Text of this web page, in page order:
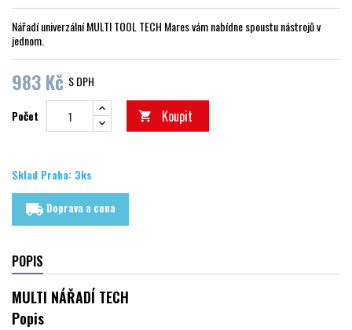
Nářadí univerzální MULTI TOOL TECH Mares vám nabídne spoustu nástrojů v
jednom.
983 Kč S DPH
Počet  Koupit
Sklad Praha: 3ks
local_shipping Doprava a cena
POPIS
MULTI NÁŘADÍ TECH
Popis